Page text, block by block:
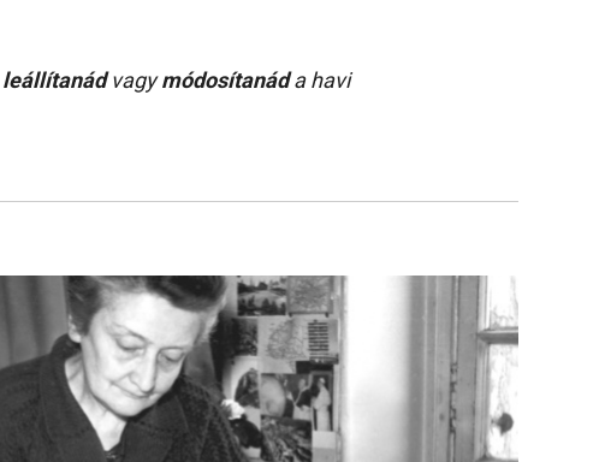
leállítanádvagymódosítanáda havi